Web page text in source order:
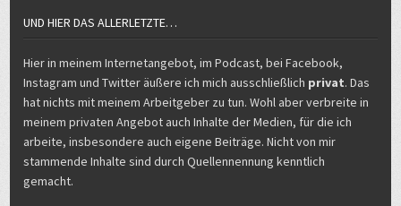
UND HIER DAS ALLERLETZTE…
Hier in meinem Internetangebot, im Podcast, bei Facebook,
Instagram und Twitter äußere ich mich ausschließlich privat. Das
hat nichts mit meinem Arbeitgeber zu tun. Wohl aber verbreite in
meinem privaten Angebot auch Inhalte der Medien, für die ich
arbeite, insbesondere auch eigene Beiträge. Nicht von mir
stammende Inhalte sind durch Quellennennung kenntlich
gemacht.